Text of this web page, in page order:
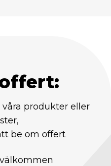
produkter eller
be om offert